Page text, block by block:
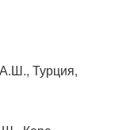
Турция,